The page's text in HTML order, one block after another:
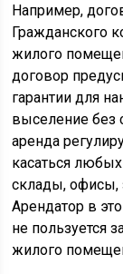
Например,
Гражданского
жилого
договор
гарантии для
выселение без
аренда
касаться
склады, офисы,
Арендатор в
не пользуется
жилого